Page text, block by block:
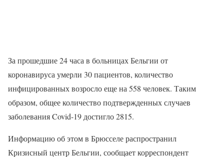
За прошедшие 24 часа в больницах Бельгии от
коронавируса умерли 30 пациентов, количество
инфицированных возросло еще на 558 человек. Таким
образом, общее количество подтвержденных случаев
заболевания Covid-19 достигло 2815.
Информацию об этом в Брюсселе распространил
Кризисный центр Бельгии, сообщает корреспондент